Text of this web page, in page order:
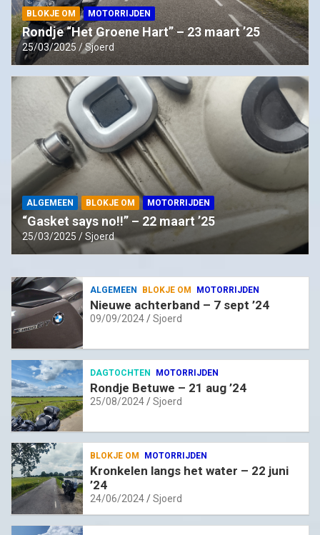
BLOKJE OM MOTORRIJDEN
Rondje “Het Groene Hart” – 23 maart ’25
25/03/2025 Sjoerd
ALGEMEEN BLOKJE OM MOTORRIJDEN
“Gasket says no!!” – 22 maart ’25
25/03/2025 Sjoerd
ALGEMEEN BLOKJE OM MOTORRIJDEN
Nieuwe achterband – 7 sept ’24
09/09/2024 Sjoerd
DAGTOCHTEN MOTORRIJDEN
Rondje Betuwe – 21 aug ’24
25/08/2024 Sjoerd
BLOKJE OM MOTORRIJDEN
Kronkelen langs het water – 22 juni
’24
24/06/2024 Sjoerd